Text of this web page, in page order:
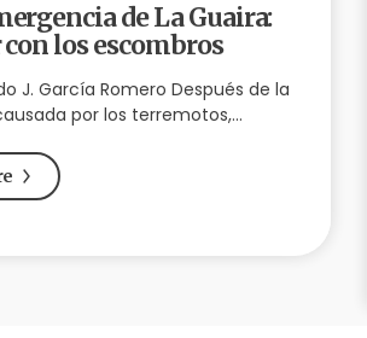
de La Guaira:
con los escombros
J. García Romero Después de la
por los terremotos,…